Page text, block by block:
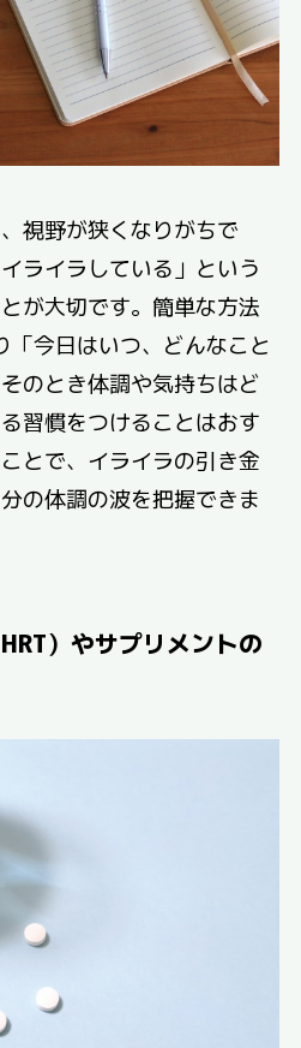
視野が狭くなりがちで
ライラしている」という
が大切です。簡単な方法
「今日はいつ、どんなこと
のとき体調や気持ちはど
習慣をつけることはおす
とで、イライラの引き金
の体調の波を把握できま
）やサプリメントの